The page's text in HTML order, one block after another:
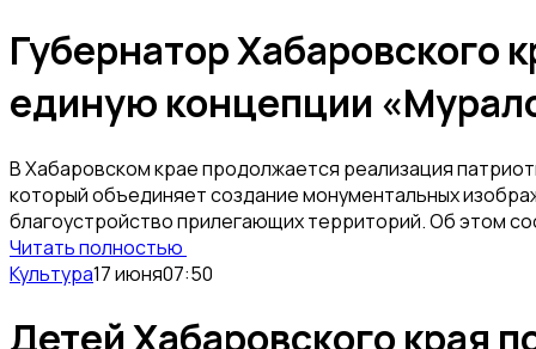
Губернатор Хабаровского
единую концепции
В Хабаровском крае продолжается реализация
который объединяет создание монументальных
благоустройство прилегающих территорий. Об этом
Читать полностью
Культура17 июня07:50